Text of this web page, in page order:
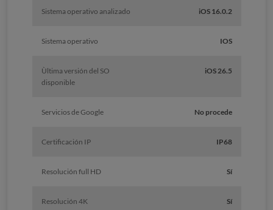
Sistema operativo analizado iOS 16.0.2
Sistema operativo IOS
Ùltima versión del SO
disponible
iOS 26.5
Servicios de Google No procede
Certificación IP IP68
Resolución full HD Sí
Resolución 4K Sí